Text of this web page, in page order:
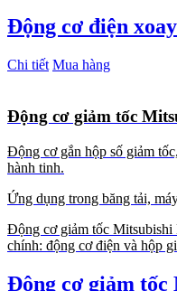
Động cơ điện
Chi tiết Mua hàng
Động cơ giảm tốc
Động cơ gắn hộp số giảm
hành tinh.
Ứng dụng trong băng tải,
Động cơ giảm tốc Mitsubishi
chính: động cơ điện và hộp
Động cơ giảm tốc